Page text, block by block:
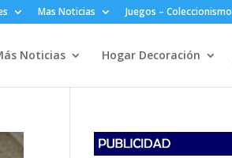
Mas Noticias Juegos – Coleccionismo
Noticias Hogar Decoración